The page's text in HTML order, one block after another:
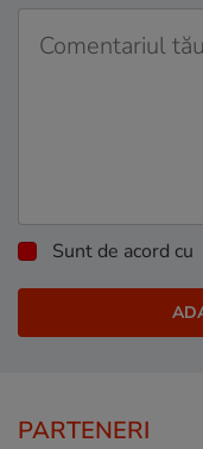
Sunt de acord cu
PARTENERI